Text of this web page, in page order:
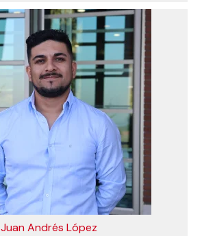
Juan Andrés López